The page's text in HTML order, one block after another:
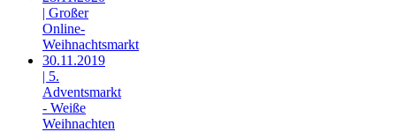
| Großer
Online-
Weihnachtsmarkt
30.11.2019
| 5.
Adventsmarkt
- Weiße
Weihnachten